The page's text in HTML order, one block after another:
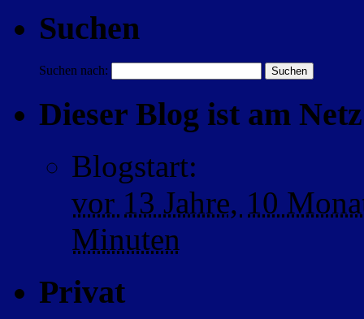
Suchen
Suchen nach:
Dieser Blog ist am
Blogstart:
vor 13 Jahre, 10
Minuten
Privat